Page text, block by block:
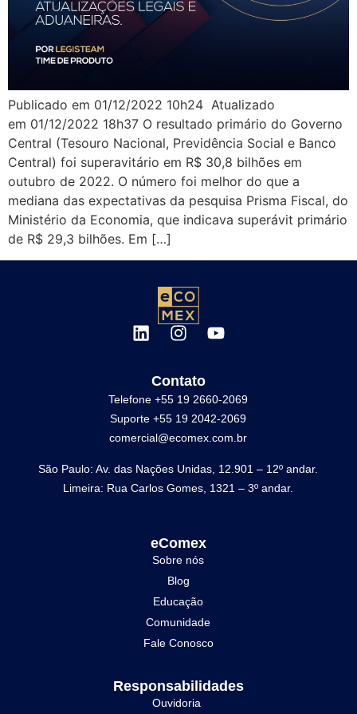
Publicado em 01/12/2022 10h24 Atualizado
em 01/12/2022 18h37 O resultado primário do Governo
Central (Tesouro Nacional, Previdência Social e Banco
Central) foi superavitário em R$ 30,8 bilhões em
outubro de 2022. O número foi melhor do que a
mediana das expectativas da pesquisa Prisma Fiscal, do
Ministério da Economia, que indicava superávit primário
de R$ 29,3 bilhões. Em […]
Contato
Telefone +55 19 2660-2069
Suporte +55 19 2042-2069
comercial@ecomex.com.br
São Paulo: Av. das Nações Unidas, 12.901 – 12º andar.
Limeira: Rua Carlos Gomes, 1321 – 3º andar.
eComex
Sobre nós
Blog
Educação
Comunidade
Fale Conosco
Responsabilidades
Ouvidoria